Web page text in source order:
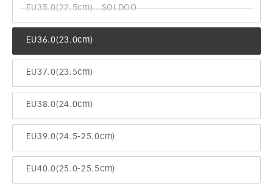
EU35.0(22.5cm)...SOLDOO
EU36.0(23.0cm)
EU37.0(23.5cm)
EU38.0(24.0cm)
EU39.0(24.5-25.0cm)
EU40.0(25.0-25.5cm)